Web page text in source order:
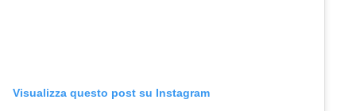
Visualizza questo post su Instagram